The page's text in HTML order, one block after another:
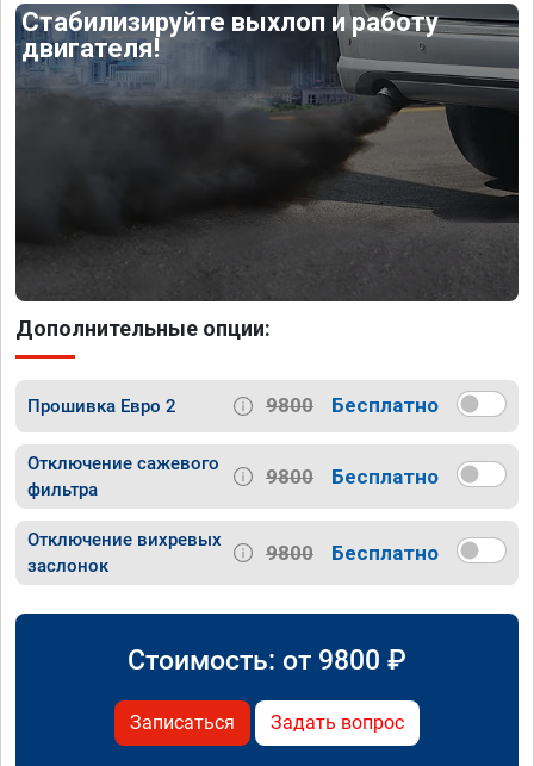
Стабилизируйте выхлоп и работу
двигателя!
Дополнительные опции:
Прошивка Евро 2 9800 Бесплатно
Отключение сажевого
фильтра
9800 Бесплатно
Отключение вихревых
заслонок
9800 Бесплатно
Стоимость: от 9800 ₽
Записаться Задать вопрос